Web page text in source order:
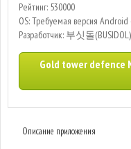
Рейтинг: 530000
OS: Требуемая версия
Разработчик: 부싯돌(BUSIDOL)
Gold tower defence
Описание приложения